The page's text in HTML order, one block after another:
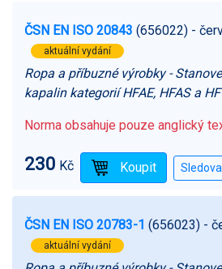
ČSN EN ISO 20843 (656022) -
aktuální vydání
Ropa a příbuzné výrobky -
kapalin kategorií HFAE, HFAS a
Norma obsahuje pouze anglický
230 Kč
ČSN EN ISO 20783-1 (656023) -
aktuální vydání